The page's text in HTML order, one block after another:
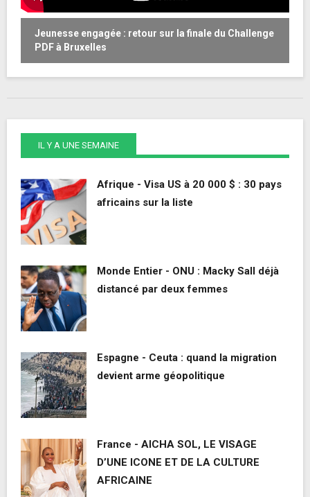
Jeunesse engagée : retour sur la finale du Challenge
PDF à Bruxelles
IL Y A UNE SEMAINE
Afrique - Visa US à 20 000 $ : 30 pays
africains sur la liste
Monde Entier - ONU : Macky Sall déjà
distancé par deux femmes
Espagne - Ceuta : quand la migration
devient arme géopolitique
France - AICHA SOL, LE VISAGE
D’UNE ICONE ET DE LA CULTURE
AFRICAINE